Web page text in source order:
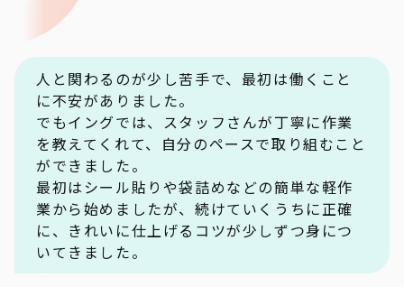
人と関わるのが少し苦手で、最初は働くこと
に不安がありました。
でもイングでは、スタッフさんが丁寧に作業
を教えてくれて、自分のペースで取り組むこと
ができました。
最初はシール貼りや袋詰めなどの簡単な軽作
業から始めましたが、続けていくうちに正確
に、きれいに仕上げるコツが少しずつ身につ
いてきました。